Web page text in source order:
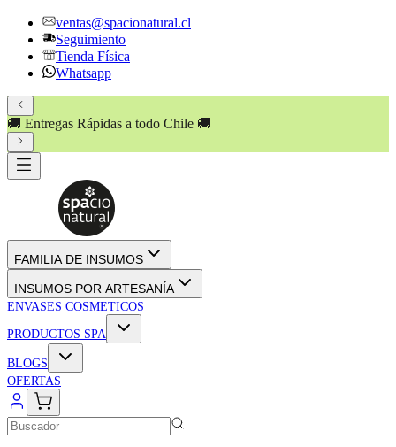
ventas@spacionatural.cl
Seguimiento
Tienda Física
Whatsapp
🚚 Entregas Rápidas a todo Chile 🚚
FAMILIA DE INSUMOS
INSUMOS POR ARTESANÍA
ENVASES COSMETICOS
PRODUCTOS SPA
BLOGS
OFERTAS